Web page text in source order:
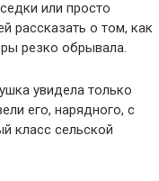
или просто
рассказать о том, как
резко обрывала.
увидела только
его, нарядного, с
класс сельской